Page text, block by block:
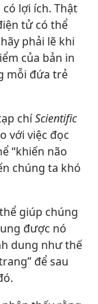
lợi ích. Thật
tử có thể
phải lẽ khi
của bản in
mỗi đứa trẻ
chíScientific
với việc đọc
“khiến não
chúng ta khó
giúp chúng
được nó
dung như thế
để sau